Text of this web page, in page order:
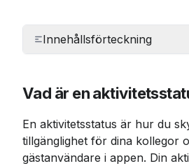
Innehållsförteckning
Vad är en
En aktivitetsstatus är hur du
tillgänglighet för dina kollegor
gästanvändare i appen. Din